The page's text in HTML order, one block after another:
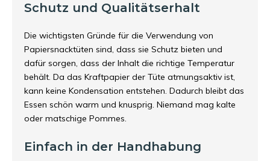
Schutz und Qualitätserhalt
Die wichtigsten Gründe für die Verwendung von
Papiersnacktüten sind, dass sie Schutz bieten und
dafür sorgen, dass der Inhalt die richtige Temperatur
behält. Da das Kraftpapier der Tüte atmungsaktiv ist,
kann keine Kondensation entstehen. Dadurch bleibt das
Essen schön warm und knusprig. Niemand mag kalte
oder matschige Pommes.
Einfach in der Handhabung